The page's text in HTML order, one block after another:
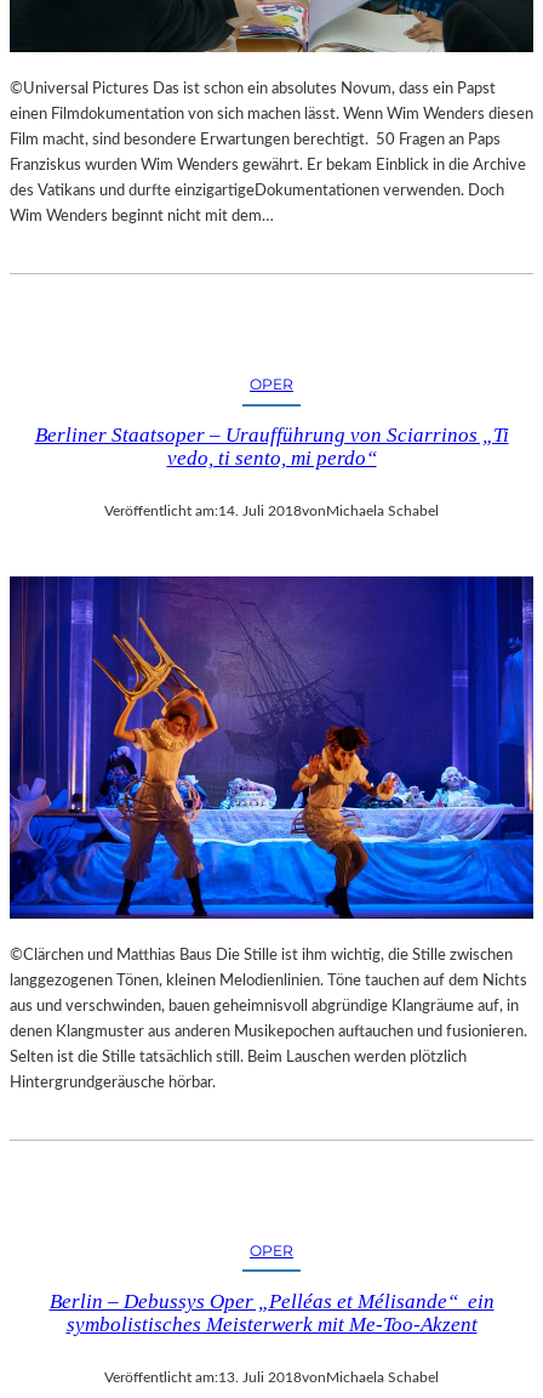
©Universal Pictures Das ist schon ein absolutes Novum, dass ein Papst
einen Filmdokumentation von sich machen lässt. Wenn Wim Wenders diesen
Film macht, sind besondere Erwartungen berechtigt. 50 Fragen an Paps
Franziskus wurden Wim Wenders gewährt. Er bekam Einblick in die Archive
des Vatikans und durfte einzigartigeDokumentationen verwenden. Doch
Wim Wenders beginnt nicht mit dem…
OPER
Berliner Staatsoper – Uraufführung von Sciarrinos „Ti
vedo, ti sento, mi perdo“
Veröffentlicht am:14. Juli 2018vonMichaela Schabel
©Clärchen und Matthias Baus Die Stille ist ihm wichtig, die Stille zwischen
langgezogenen Tönen, kleinen Melodienlinien. Töne tauchen auf dem Nichts
aus und verschwinden, bauen geheimnisvoll abgründige Klangräume auf, in
denen Klangmuster aus anderen Musikepochen auftauchen und fusionieren.
Selten ist die Stille tatsächlich still. Beim Lauschen werden plötzlich
Hintergrundgeräusche hörbar.
OPER
Berlin – Debussys Oper „Pelléas et Mélisande“ ein
symbolistisches Meisterwerk mit Me-Too-Akzent
Veröffentlicht am:13. Juli 2018vonMichaela Schabel